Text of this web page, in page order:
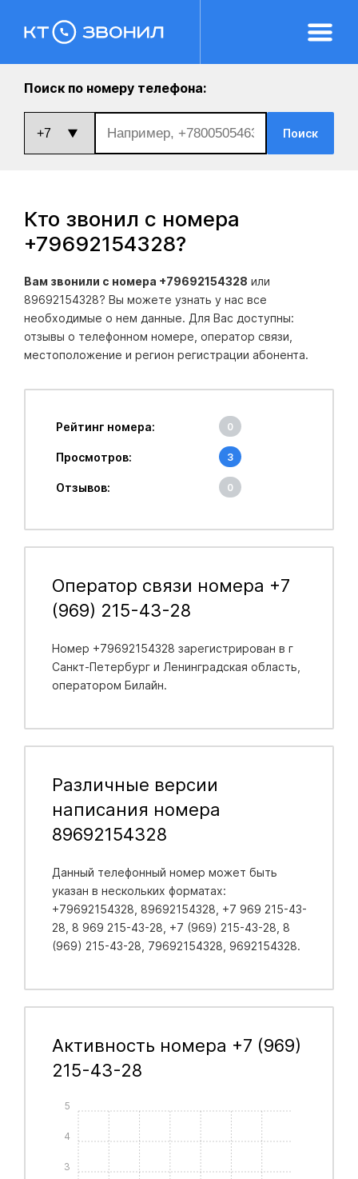
Поиск по номеру телефона:
Поиск
Кто звонил с номера
+79692154328?
Вам звонили с номера +79692154328 или
89692154328? Вы можете узнать у нас все
необходимые о нем данные. Для Вас доступны:
отзывы о телефонном номере, оператор связи,
местоположение и регион регистрации абонента.
Рейтинг номера: 0
Просмотров: 3
Отзывов: 0
Оператор связи номера +7
(969) 215-43-28
Номер +79692154328 зарегистрирован в г
Санкт-Петербург и Ленинградская область
оператором Билайн.
Различные версии
написания номера
89692154328
Данный телефонный номер может быть
указан в нескольких форматах:
+79692154328, 89692154328, +7 969 215-43-
28, 8 969 215-43-28, +7 (969) 215-43-28, 8
(969) 215-43-28, 79692154328, 9692154328.
Активность номера +7 (969)
215-43-28
3
4
5